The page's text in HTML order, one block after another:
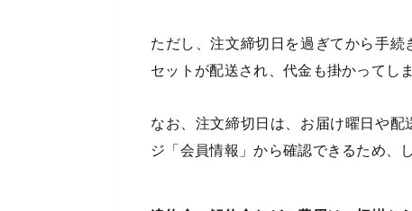
ただし、注文締切日を過ぎてから手
セットが配送され、代金も掛かってし
なお、注文締切日は、お届け曜日や
ジ「会員情報」から確認できるため、